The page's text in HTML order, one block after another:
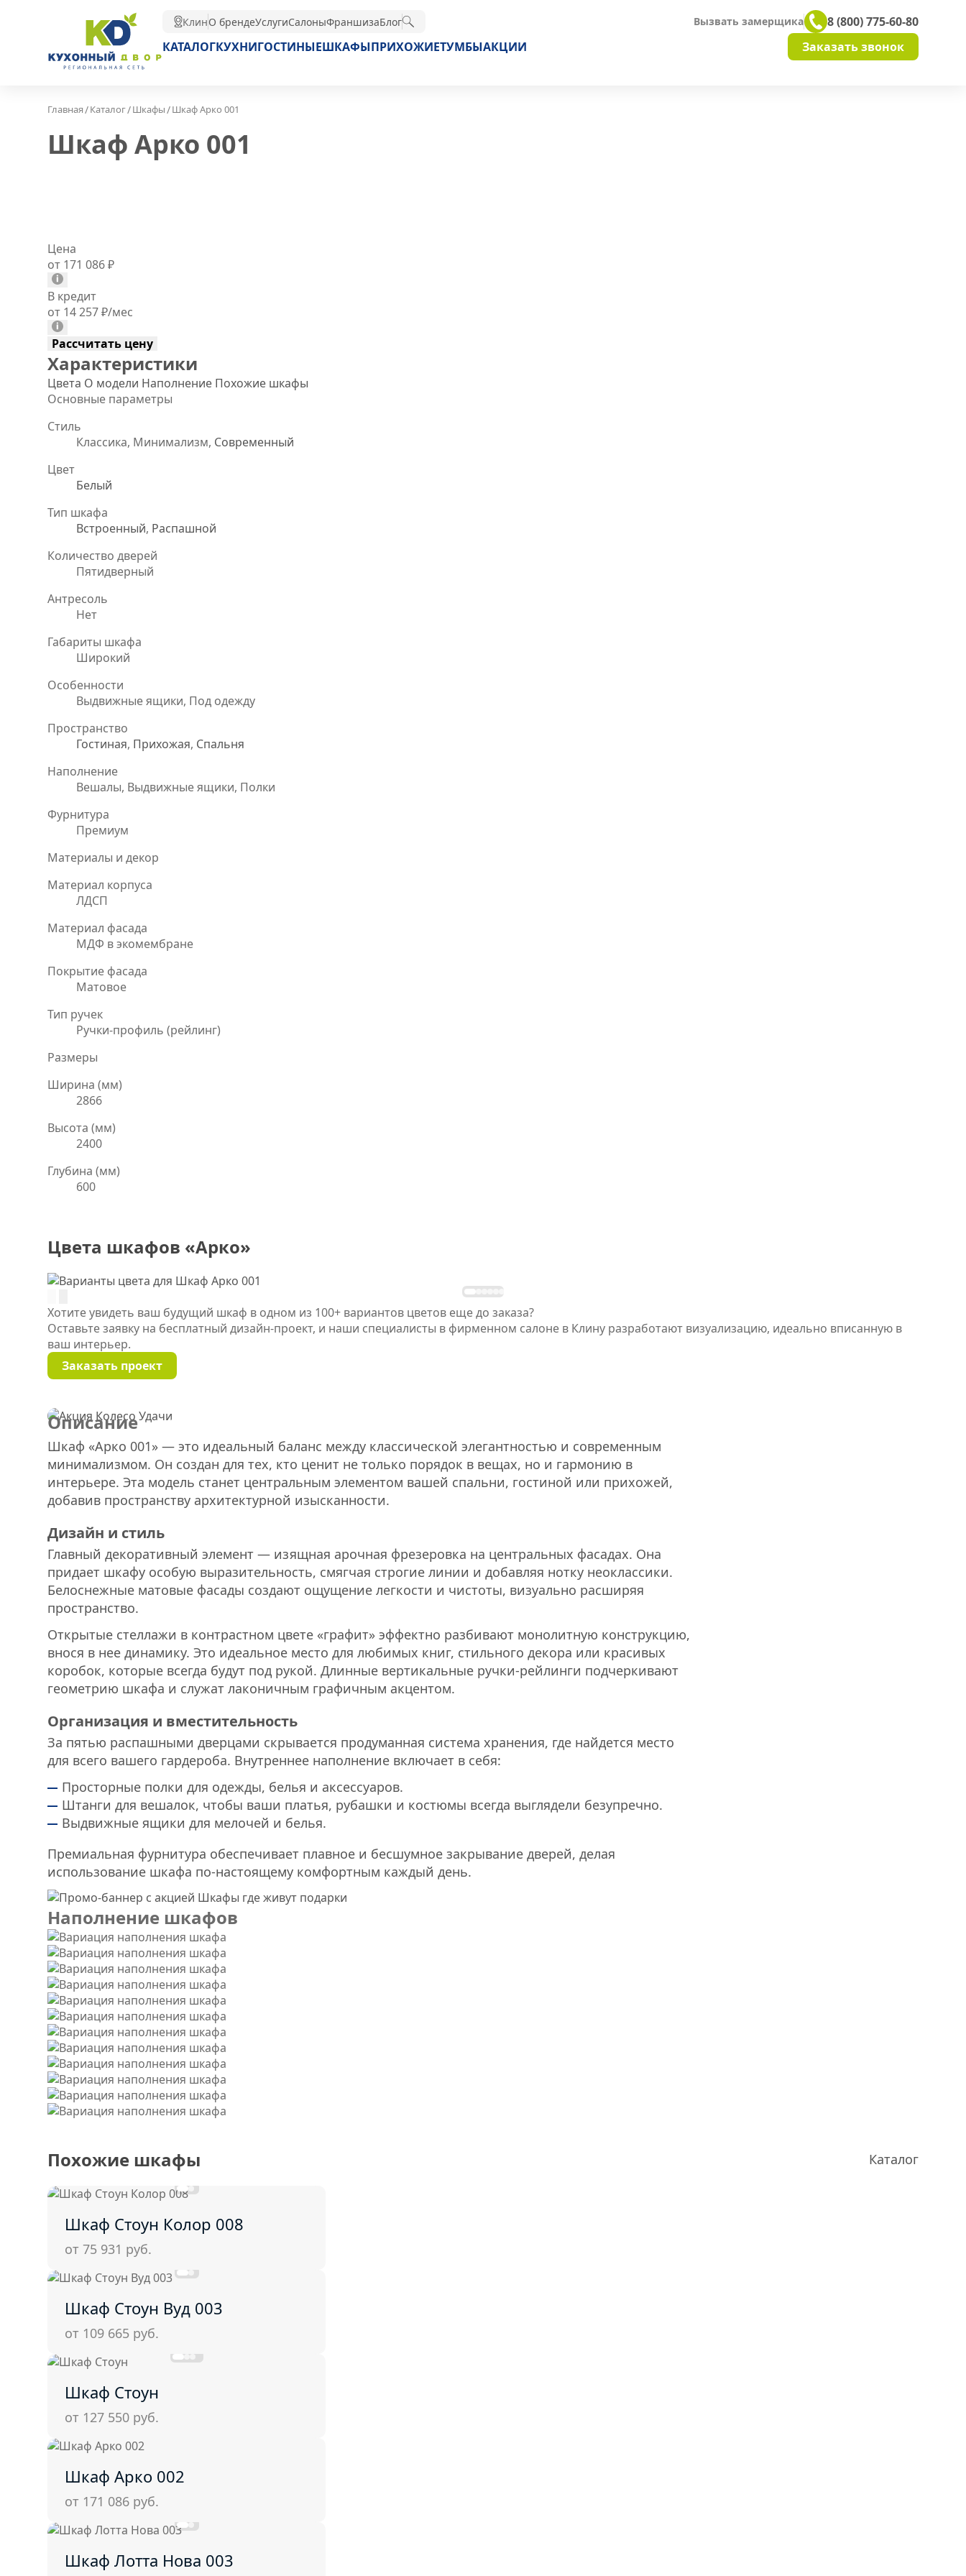
КлинО брендеУслугиСалоныФраншизаБлог Вызвать замерщика
8 (800) 775-60-80
КАТАЛОГКУХНИГОСТИНЫЕШКАФЫПРИХОЖИЕТУМБЫАКЦИИ Заказать звонок
Главная/Каталог/Шкафы/Шкаф Арко 001
Шкаф Арко 001
Цена
от 171 086₽
В кредит
от 14 257₽/мес
Рассчитать цену
Характеристики
Цвета О модели Наполнение Похожие шкафы
Основные параметры
Стиль
Классика, Минимализм, Современный
Цвет
Белый
Тип шкафа
Встроенный, Распашной
Количество дверей
Пятидверный
Антресоль
Нет
Габариты шкафа
Широкий
Особенности
Выдвижные ящики, Под одежду
Пространство
Гостиная, Прихожая, Спальня
Наполнение
Вешалы, Выдвижные ящики, Полки
Фурнитура
Премиум
Материалы и декор
Материал корпуса
ЛДСП
Материал фасада
МДФ в экомембране
Покрытие фасада
Матовое
Тип ручек
Ручки-профиль (рейлинг)
Размеры
Ширина (мм)
2866
Высота (мм)
2400
Глубина (мм)
600
Цвета шкафов «Арко»
Хотите увидеть ваш будущий шкаф в одном из 100+ вариантов цветов еще до заказа?
Оставьте заявку на бесплатный дизайн-проект, и наши специалисты в фирменном салоне в Клину разработают визуализацию, идеально вписанную в
ваш интерьер.
Заказать проект
Описание
Шкаф «Арко 001» — это идеальный баланс между классической элегантностью и современным
минимализмом. Он создан для тех, кто ценит не только порядок в вещах, но и гармонию в
интерьере. Эта модель станет центральным элементом вашей спальни, гостиной или прихожей,
добавив пространству архитектурной изысканности.
Дизайн и стиль
Главный декоративный элемент — изящная арочная фрезеровка на центральных фасадах. Она
придает шкафу особую выразительность, смягчая строгие линии и добавляя нотку неоклассики.
Белоснежные матовые фасады создают ощущение легкости и чистоты, визуально расширяя
пространство.
Открытые стеллажи в контрастном цвете «графит» эффектно разбивают монолитную конструкцию,
внося в нее динамику. Это идеальное место для любимых книг, стильного декора или красивых
коробок, которые всегда будут под рукой. Длинные вертикальные ручки-рейлинги подчеркивают
геометрию шкафа и служат лаконичным графичным акцентом.
Организация и вместительность
За пятью распашными дверцами скрывается продуманная система хранения, где найдется место
для всего вашего гардероба. Внутреннее наполнение включает в себя:
Просторные полки для одежды, белья и аксессуаров.
Штанги для вешалок, чтобы ваши платья, рубашки и костюмы всегда выглядели безупречно.
Выдвижные ящики для мелочей и белья.
Премиальная фурнитура обеспечивает плавное и бесшумное закрывание дверей, делая
использование шкафа по-настоящему комфортным каждый день.
Наполнение шкафов
Похожие шкафы Каталог
Шкаф Стоун Колор 008
от 75 931 руб.
Шкаф Стоун Вуд 003
от 109 665 руб.
Шкаф Стоун
от 127 550 руб.
Шкаф Арко 002
от 171 086 руб.
Шкаф Лотта Нова 003